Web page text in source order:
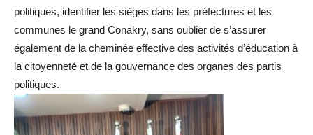
politiques, identifier les sièges dans les préfectures et les
communes le grand Conakry, sans oublier de s’assurer
également de la cheminée effective des activités d’éducation à
la citoyenneté et de la gouvernance des organes des partis
politiques.